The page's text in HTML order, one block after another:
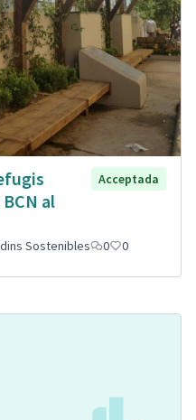
al
Acceptada
Sostenibles 0 0